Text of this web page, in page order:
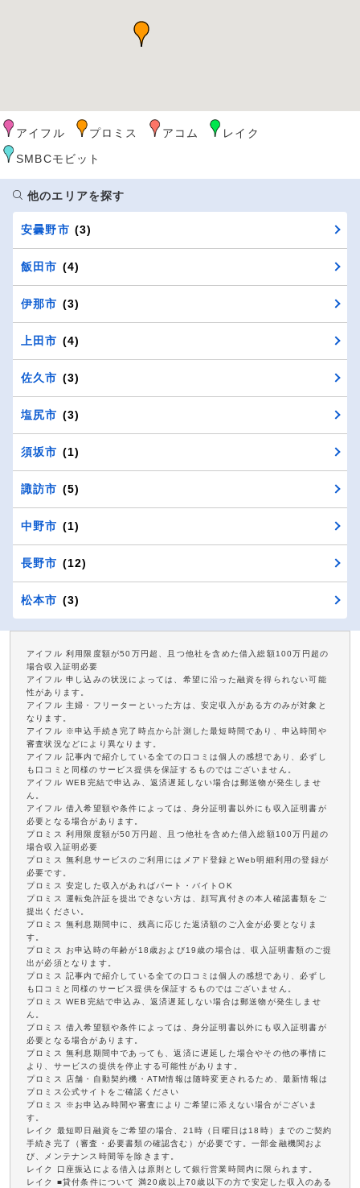
アイフル プロミス アコム
レイク
SMBCモビット
他のエリアを探す
安曇野市 (3)
飯田市 (4)
伊那市 (3)
上田市 (4)
佐久市 (3)
塩尻市 (3)
須坂市 (1)
諏訪市 (5)
中野市 (1)
長野市 (12)
松本市 (3)
アイフル 利用限度額が50万円超、且つ他社を含めた借入総額100万円超の
場合収入証明必要
アイフル 申し込みの状況によっては、希望に沿った融資を得られない可能
性があります。
アイフル 主婦・フリーターといった方は、安定収入がある方のみが対象と
なります。
アイフル ※申込手続き完了時点から計測した最短時間であり、申込時間や
審査状況などにより異なります。
アイフル 記事内で紹介している全ての口コミは個人の感想であり、必ずし
も口コミと同様のサービス提供を保証するものではございません。
アイフル WEB完結で申込み、返済遅延しない場合は郵送物が発生しませ
ん。
アイフル 借入希望額や条件によっては、身分証明書以外にも収入証明書が
必要となる場合があります。
プロミス 利用限度額が50万円超、且つ他社を含めた借入総額100万円超の
場合収入証明必要
プロミス 無利息サービスのご利用にはメアド登録とWeb明細利用の登録が
必要です。
プロミス 安定した収入があればパート・バイトOK
プロミス 運転免許証を提出できない方は、顔写真付きの本人確認書類をご
提出ください。
プロミス 無利息期間中に、残高に応じた返済額のご入金が必要となりま
す。
プロミス お申込時の年齢が18歳および19歳の場合は、収入証明書類のご提
出が必須となります。
プロミス 記事内で紹介している全ての口コミは個人の感想であり、必ずし
も口コミと同様のサービス提供を保証するものではございません。
プロミス WEB完結で申込み、返済遅延しない場合は郵送物が発生しませ
ん。
プロミス 借入希望額や条件によっては、身分証明書以外にも収入証明書が
必要となる場合があります。
プロミス 無利息期間中であっても、返済に遅延した場合やその他の事情に
より、サービスの提供を停止する可能性があります。
プロミス 店舗・自動契約機・ATM情報は随時変更されるため、最新情報は
プロミス公式サイトをご確認ください
プロミス ※お申込み時間や審査によりご希望に添えない場合がございま
す。
レイク 最短即日融資をご希望の場合、21時（日曜日は18時）までのご契約
手続き完了（審査・必要書類の確認含む）が必要です。一部金融機関およ
び、メンテナンス時間等を除きます。
レイク 口座振込による借入は原則として銀行営業時間内に限られます。
レイク ■貸付条件について 満20歳以上70歳以下の方で安定した収入のある